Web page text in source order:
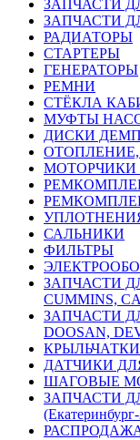
ЗАПЧАСТИ
ЗАПЧАСТИ
РАДИАТОРЫ
СТАРТЕРЫ
ГЕНЕРАТОРЫ
РЕМНИ
СТЁКЛА
МУФТЫ
ДИСКИ
МОТОРЧИКИ
САЛЬНИКИ
ФИЛЬТРЫ
ЗАПЧАСТИ
CUMMINS,
ЗАПЧАСТИ
DOOSAN,
ДАТЧИКИ
ШАГОВЫЕ
ЗАПЧАСТИ